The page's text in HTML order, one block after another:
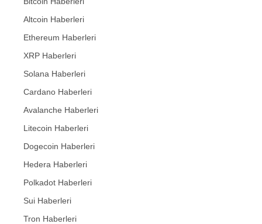
Altcoin Haberleri
Ethereum Haberleri
XRP Haberleri
Solana Haberleri
Cardano Haberleri
Avalanche Haberleri
Litecoin Haberleri
Dogecoin Haberleri
Hedera Haberleri
Polkadot Haberleri
Sui Haberleri
Tron Haberleri